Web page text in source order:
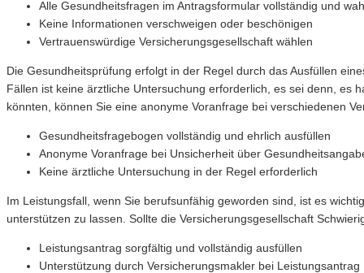
Alle Gesundheitsfragen im Antragsformular vollständig und
Keine Informationen verschweigen oder beschönigen
Vertrauenswürdige Versicherungsgesellschaft wählen
Die Gesundheitsprüfung erfolgt in der Regel durch das Ausfüllen
Fällen ist keine ärztliche Untersuchung erforderlich, es sei denn, es
könnten, können Sie eine anonyme Voranfrage bei verschiedenen
Gesundheitsfragebogen vollständig und ehrlich ausfüllen
Anonyme Voranfrage bei Unsicherheit über
Keine ärztliche Untersuchung in der Regel erforderlich
Im Leistungsfall, wenn Sie berufsunfähig geworden sind, ist es
unterstützen zu lassen. Sollte die Versicherungsgesellschaft
Leistungsantrag sorgfältig und vollständig ausfüllen
Unterstützung durch Versicherungsmakler bei Leistungsantrag